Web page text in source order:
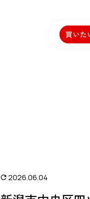
買いた
2026.06.04